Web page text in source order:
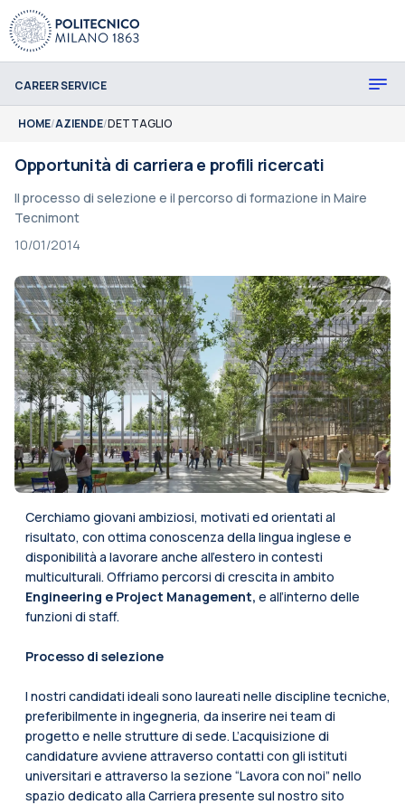
CAREER SERVICE
HOME/AZIENDE/DETTAGLIO
Opportunità di carriera e profili ricercati
Il processo di selezione e il percorso di formazione in Maire
Tecnimont
10/01/2014
Cerchiamo giovani ambiziosi, motivati ed orientati al
risultato, con ottima conoscenza della lingua inglese e
disponibilità a lavorare anche all’estero in contesti
multiculturali. Offriamo percorsi di crescita in ambito
Engineering e Project Management, e all’interno delle
funzioni di staff.
Processo di selezione
I nostri candidati ideali sono laureati nelle discipline tecniche,
preferibilmente in ingegneria, da inserire nei team di
progetto e nelle strutture di sede. L’acquisizione di
candidature avviene attraverso contatti con gli istituti
universitari e attraverso la sezione “Lavora con noi” nello
spazio dedicato alla Carriera presente sul nostro sito